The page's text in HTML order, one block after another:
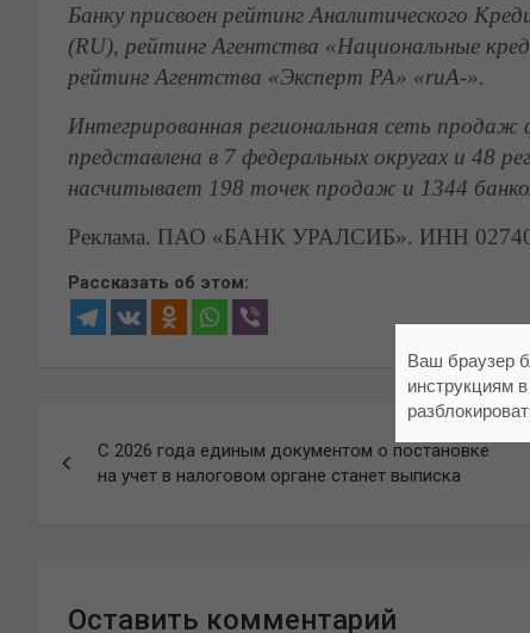
Банку присвоен рейтинг Аналитического
(RU), рейтинг Агентства «Национальные
рейтинг Агентства «Эксперт РА» «ruА-».
Интегрированная региональная сеть продаж
представлена в 7 федеральных округах и 48
насчитывает 198 точек продаж и 1344
Реклама. ПАО «БАНК УРАЛСИБ». ИНН
Рассказать об этом:
по
С 2026 года единым документом о постановке
на учет в налоговом органе станет выписка
Оставить комментарий
Ваш браузер
инструкциям в